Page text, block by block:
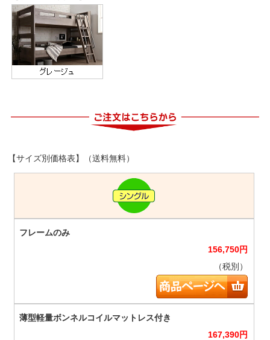
【サイズ別価格表】（送料無料）
156,750円
（税別）
167,390円